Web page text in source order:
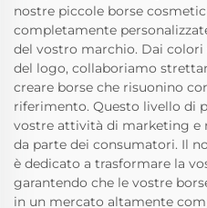
nostre piccole borse
completamente
del vostro marchio. Dai
del logo, collaboriamo
creare borse che risuonino
riferimento. Questo livello di
vostre attività di marketing e
da parte dei consumatori. Il
è dedicato a trasformare la
garantendo che le vostre
in un mercato altamente